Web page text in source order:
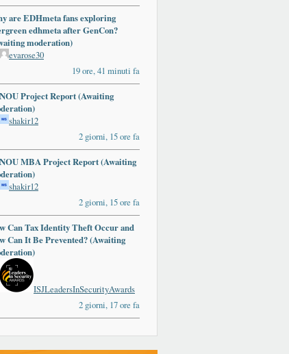
are EDHmeta fans exploring
edhmeta after GenCon?
moderation)
evarose30
19 ore, 41 minuti fa
Project Report (Awaiting
shakir12
2 giorni, 15 ore fa
MBA Project Report (Awaiting
shakir12
2 giorni, 15 ore fa
Can Tax Identity Theft Occur and
Can It Be Prevented? (Awaiting
ISJLeadersInSecurityAwards
2 giorni, 17 ore fa